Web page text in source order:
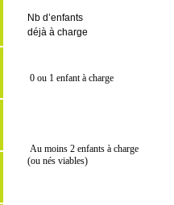
Nb d’enfants
déjà à charge
0 ou 1 enfant à charge
Au moins 2 enfants à charge
(ou nés viables)